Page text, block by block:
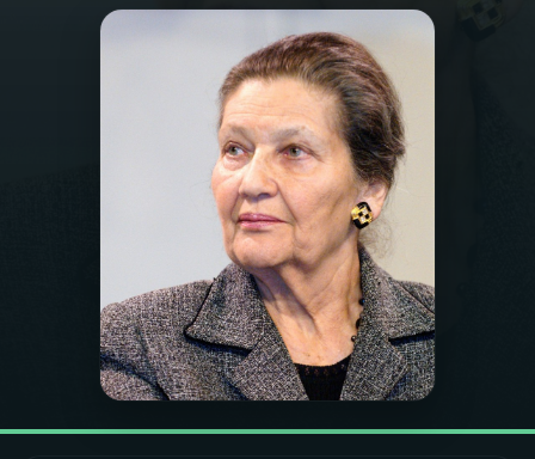
ÚLTIMAS
FESTIVAL DE MÚSICA